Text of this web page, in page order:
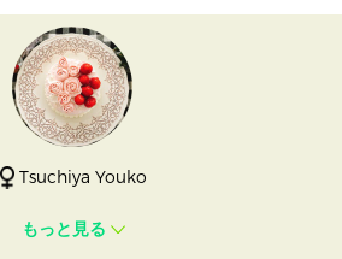
Tsuchiya Youko
もっと見る